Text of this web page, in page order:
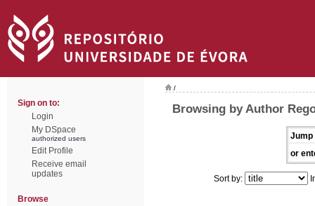
Sign on to:
Login
My DSpace
authorized users
Edit Profile
Receive email
updates
Browse
/
Browsing by Author
Jump
or
Sort by: